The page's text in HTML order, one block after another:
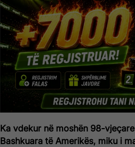
Ka vdekur në moshën 98-
Bashkuara të Amerikës, miku i